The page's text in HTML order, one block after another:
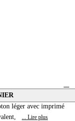
léger avec imprimé
... Lire plus